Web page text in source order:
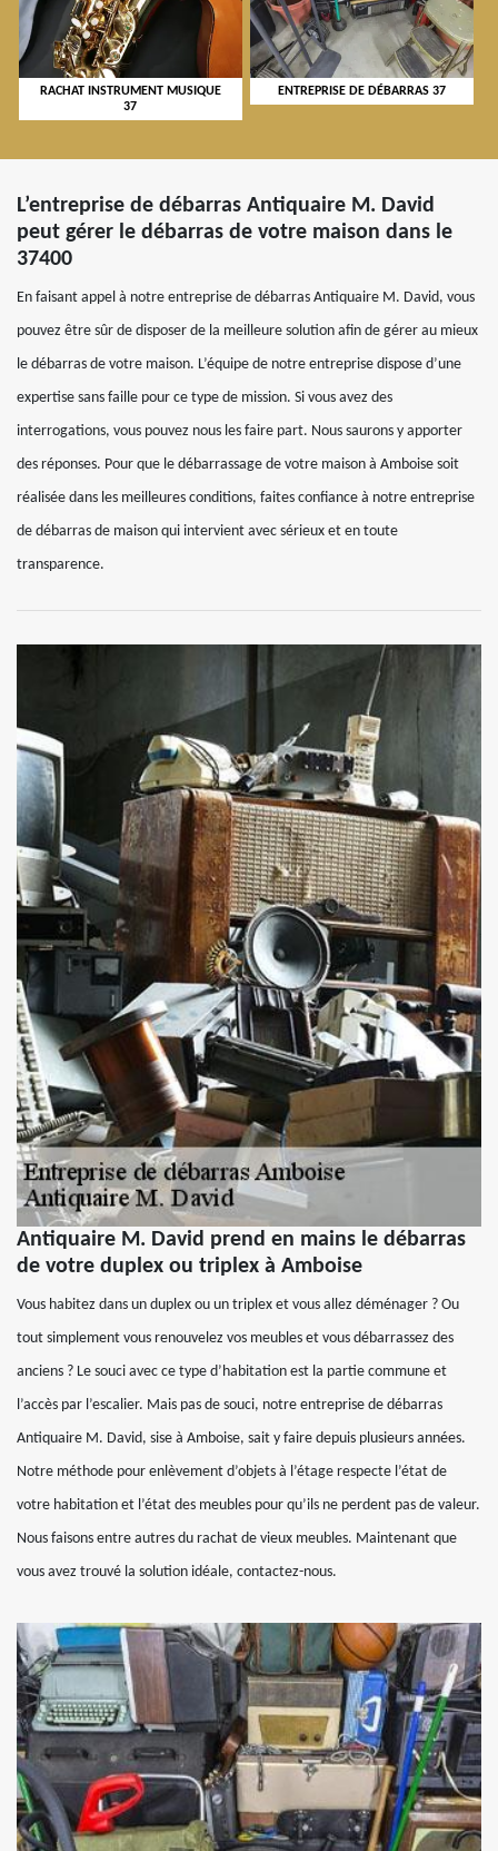
RACHAT INSTRUMENT MUSIQUE
37
ENTREPRISE DE DÉBARRAS 37
L’entreprise de débarras Antiquaire M. David
peut gérer le débarras de votre maison dans le
37400
En faisant appel à notre entreprise de débarras Antiquaire M. David, vous
pouvez être sûr de disposer de la meilleure solution afin de gérer au mieux
le débarras de votre maison. L’équipe de notre entreprise dispose d’une
expertise sans faille pour ce type de mission. Si vous avez des
interrogations, vous pouvez nous les faire part. Nous saurons y apporter
des réponses. Pour que le débarrassage de votre maison à Amboise soit
réalisée dans les meilleures conditions, faites confiance à notre entreprise
de débarras de maison qui intervient avec sérieux et en toute
transparence.
Antiquaire M. David prend en mains le débarras
de votre duplex ou triplex à Amboise
Vous habitez dans un duplex ou un triplex et vous allez déménager ? Ou
tout simplement vous renouvelez vos meubles et vous débarrassez des
anciens ? Le souci avec ce type d’habitation est la partie commune et
l’accès par l’escalier. Mais pas de souci, notre entreprise de débarras
Antiquaire M. David, sise à Amboise, sait y faire depuis plusieurs années.
Notre méthode pour enlèvement d’objets à l’étage respecte l’état de
votre habitation et l’état des meubles pour qu’ils ne perdent pas de valeur.
Nous faisons entre autres du rachat de vieux meubles. Maintenant que
vous avez trouvé la solution idéale, contactez-nous.